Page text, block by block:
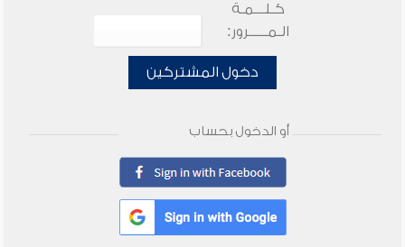
كـلـــمـة
الـمـــــرور:
دخول المشتركين
أو الدخول بحساب